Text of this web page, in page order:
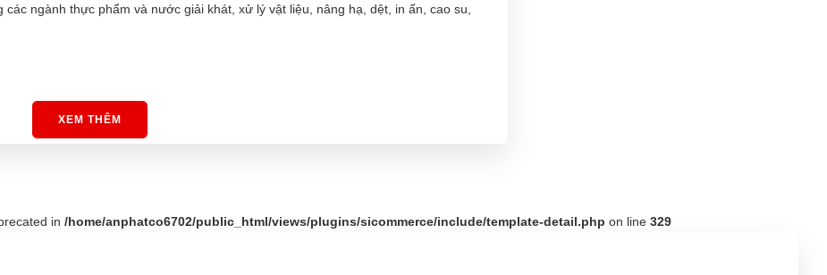
ngành thực phẩm và nước giải khát, xử lý vật liệu, nâng hạ, dệt, in ấn, cao su,
XEM THÊM
in /home/anphatco6702/public_html/views/plugins/sicommerce/include/template-detail.php on line 329